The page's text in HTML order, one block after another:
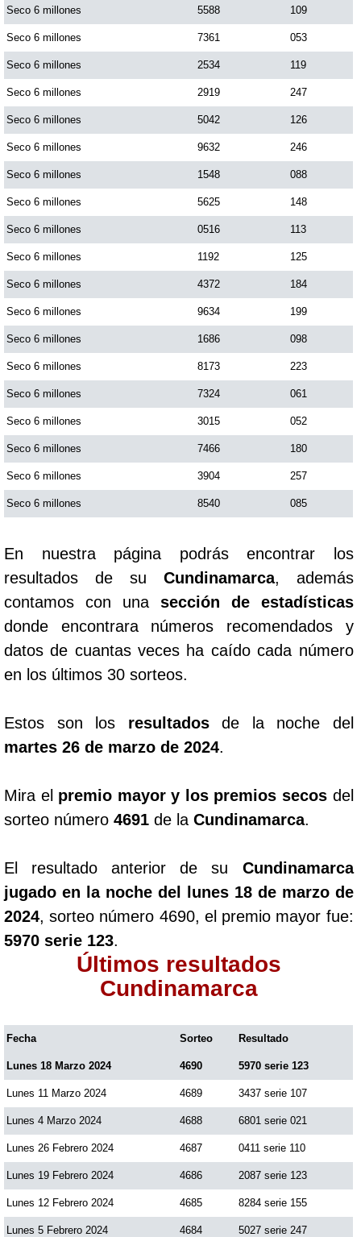
Seco 6 millones 5588 109
Seco 6 millones 7361 053
Seco 6 millones 2534 119
Seco 6 millones 2919 247
Seco 6 millones 5042 126
Seco 6 millones 9632 246
Seco 6 millones 1548 088
Seco 6 millones 5625 148
Seco 6 millones 0516 113
Seco 6 millones 1192 125
Seco 6 millones 4372 184
Seco 6 millones 9634 199
Seco 6 millones 1686 098
Seco 6 millones 8173 223
Seco 6 millones 7324 061
Seco 6 millones 3015 052
Seco 6 millones 7466 180
Seco 6 millones 3904 257
Seco 6 millones 8540 085
En nuestra página podrás encontrar los
resultados de su Cundinamarca, además
contamos con una sección de estadísticas
donde encontrara números recomendados y
datos de cuantas veces ha caído cada número
en los últimos 30 sorteos.
Estos son los resultadosde la noche del
martes 26 de marzo de 2024.
Mira el premio mayor y los premios secosdel
sorteo número 4691 de la Cundinamarca.
El resultado anterior de su Cundinamarca
jugado en la noche del lunes 18 de marzo de
2024, sorteo número 4690, el premio mayor fue:
5970 serie 123.
Últimos resultados
Cundinamarca
Fecha Sorteo Resultado
Lunes 18 Marzo 2024 4690 5970 serie 123
Lunes 11 Marzo 2024 4689 3437 serie 107
Lunes 4 Marzo 2024 4688 6801 serie 021
Lunes 26 Febrero 2024 4687 0411 serie 110
Lunes 19 Febrero 2024 4686 2087 serie 123
Lunes 12 Febrero 2024 4685 8284 serie 155
Lunes 5 Febrero 2024 4684 5027 serie 247